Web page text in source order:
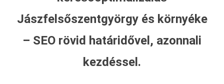
Jászfelsőszentgyörgy és környéke
– SEO rövid határidővel, azonnali
kezdéssel.